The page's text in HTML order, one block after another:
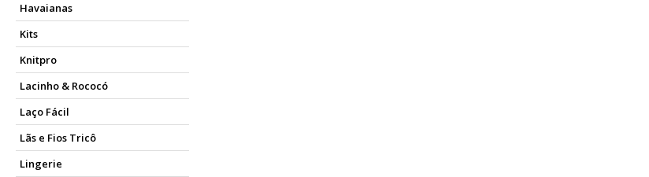
Havaianas
Kits
Knitpro
Lacinho & Rococó
Laço Fácil
Lãs e Fios Tricô
Lingerie